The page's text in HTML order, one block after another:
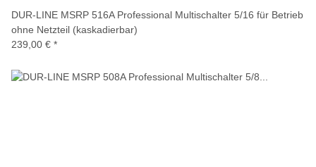
DUR-LINE MSRP 516A Professional Multischalter 5/16 für Betrieb
ohne Netzteil (kaskadierbar)
239,00 € *